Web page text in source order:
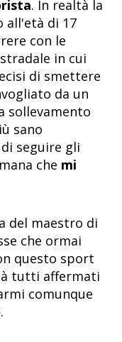
. In realtà la
all'età di 17
con le
in cui
di smettere
da un
sollevamento
sano
seguire gli
che mi
del maestro di
che ormai
questo sport
tutti affermati
comunque